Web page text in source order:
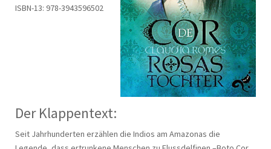
ISBN-13: 978-3943596502
Der Klappentext:
Seit Jahrhunderten erzählen die Indios am Amazonas die